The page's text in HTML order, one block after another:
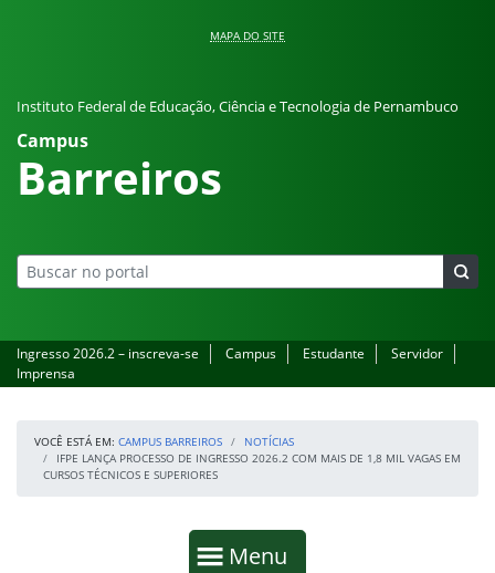
MAPA DO SITE
Instituto Federal de Educação, Ciência e Tecnologia de Pernambuco
Campus
Barreiros
Ingresso 2026.2 – inscreva-se Campus Estudante
Servidor
Imprensa
VOCÊ ESTÁ EM: CAMPUS BARREIROS
NOTÍCIAS
IFPE LANÇA PROCESSO DE INGRESSO 2026.2 COM MAIS DE 1,8 MIL VAGAS EM
CURSOS TÉCNICOS E SUPERIORES
Mostrar
Menu